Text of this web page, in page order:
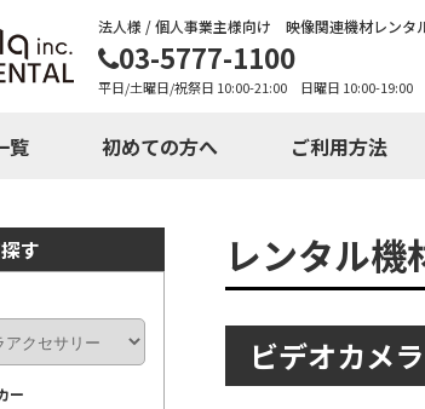
法人様 / 個人事業主様向け 映像関連機材レンタ
03-5777-1100
平日/土曜日/祝祭日 10:00-21:00 日曜日 10:00-19:00
覧 初めての方へ ご利用方法
レンタル機
ビデオカメ
す
ー